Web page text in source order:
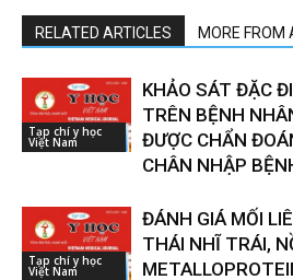
RELATED ARTICLES MORE FROM
Tạp chí y học
Việt Nam
KHẢO SÁT ĐẶC
TRÊN BỆNH
ĐƯỢC CHẨN
CHÂN NHẬP
Tạp chí y học
Việt Nam
ĐÁNH GIÁ MỐI
THÁI NHĨ TRÁI,